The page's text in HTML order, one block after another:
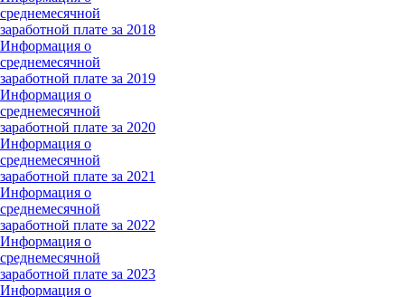
среднемесячной
заработной плате за 2018
Информация о
среднемесячной
заработной плате за 2019
Информация о
среднемесячной
заработной плате за 2020
Информация о
среднемесячной
заработной плате за 2021
Информация о
среднемесячной
заработной плате за 2022
Информация о
среднемесячной
заработной плате за 2023
Информация о